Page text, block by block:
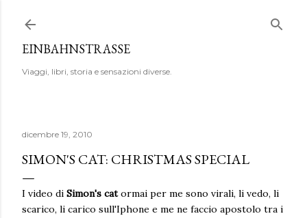
Passa ai contenuti principali
EINBAHNSTRASSE
Viaggi, libri, storia e sensazioni diverse.
dicembre 19, 2010
SIMON'S CAT: CHRISTMAS SPECIAL
I video di Simon's catormai per me sono virali, li vedo, li
scarico, li carico sull'Iphone e me ne faccio apostolo tra i